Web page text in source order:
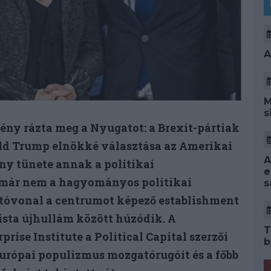
rázta meg a Nyugatot: a Brexit-pártiak
Trump elnökké választása az Amerikai
tünete annak a politikai
nem a hagyományos politikai
a centrumot képező establishment
újhullám között húzódik. A
Institute a Political Capital szerzői
populizmus mozgatórugóit és a főbb